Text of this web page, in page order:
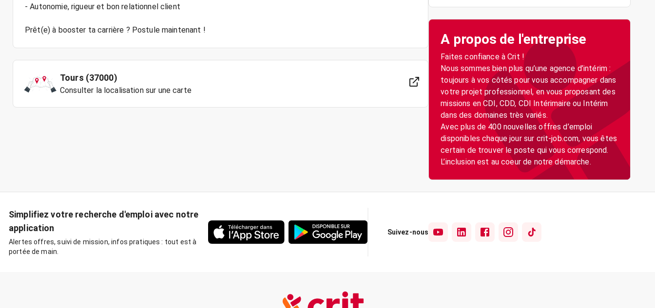
- Autonomie, rigueur et bon relationnel client
Prêt(e) à booster ta carrière ? Postule maintenant !
Tours (37000)
Consulter la localisation sur une carte
A propos de l'entreprise
Faites confiance à Crit !
Nous sommes bien plus qu’une agence d’intérim :
toujours à vos côtés pour vous accompagner dans
votre projet professionnel, en vous proposant des
missions en CDI, CDD, CDI Intérimaire ou Intérim
dans des domaines très variés.
Avec plus de 400 nouvelles offres d’emploi
disponibles chaque jour sur crit-job.com, vous êtes
certain de trouver le poste qui vous correspond.
L’inclusion est au coeur de notre démarche.
Simplifiez votre recherche d'emploi avec notre
application
Alertes offres, suivi de mission, infos pratiques : tout est à
portée de main.
Suivez-nous